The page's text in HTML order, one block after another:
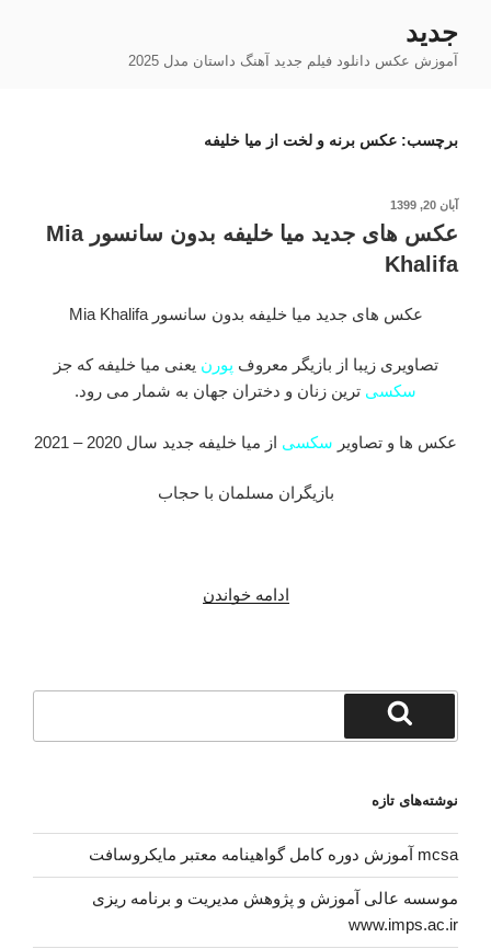
محتوا
جدید
آموزش عکس دانلود فیلم جدید آهنگ داستان مدل 2025
برچسب: عکس برنه و لخت از میا خلیفه
نوشته‌شده
آبان 20, 1399
عکس های جدید میا خلیفه بدون سانسور Mia
Khalifa
عکس های جدید میا خلیفه بدون سانسور Mia Khalifa
تصاویری زیبا از بازیگر معروف پورن یعنی میا خلیفه که جز
سکسی ترین زنان و دختران جهان به شمار می رود.
عکس ها و تصاویر سکسی از میا خلیفه جدید سال 2020 – 2021
بازیگران مسلمان با حجاب
ادامه خواندن
جستجو
جستجو
نوشته‌های تازه
mcsa آموزش دوره کامل گواهینامه معتبر مایکروسافت
موسسه عالی آموزش و پژوهش مدیریت و برنامه ریزی
www.imps.ac.ir